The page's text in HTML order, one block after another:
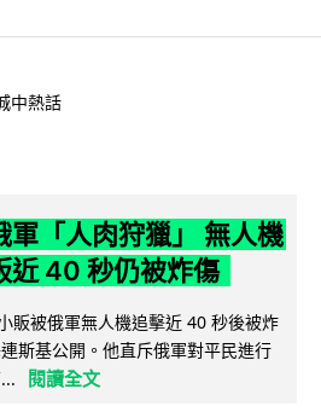
中熱話
軍「人肉狩獵」 無人機
近 40 秒仍被炸傷
販被俄軍無人機追擊近 40 秒後被炸
斯基公開。他直斥俄軍對平民進行
閱讀全文